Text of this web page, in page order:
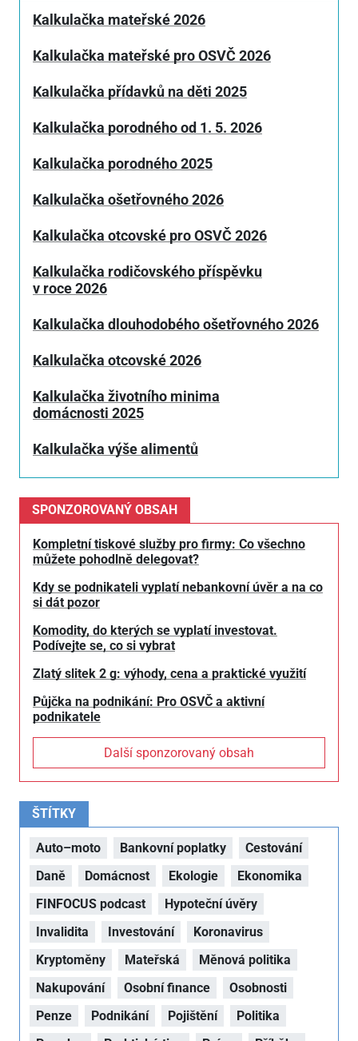
Kalkulačka mateřské 2026
Kalkulačka mateřské pro OSVČ 2026
Kalkulačka přídavků na děti 2025
Kalkulačka porodného od 1. 5. 2026
Kalkulačka porodného 2025
Kalkulačka ošetřovného 2026
Kalkulačka otcovské pro OSVČ 2026
Kalkulačka rodičovského příspěvku
v roce 2026
Kalkulačka dlouhodobého ošetřovného 2026
Kalkulačka otcovské 2026
Kalkulačka životního minima
domácnosti 2025
Kalkulačka výše alimentů
SPONZOROVANÝ OBSAH
Kompletní tiskové služby pro firmy: Co všechno
můžete pohodlně delegovat?
Kdy se podnikateli vyplatí nebankovní úvěr a na co
si dát pozor
Komodity, do kterých se vyplatí investovat.
Podívejte se, co si vybrat
Zlatý slitek 2 g: výhody, cena a praktické využití
Půjčka na podnikání: Pro OSVČ a aktivní
podnikatele
Další sponzorovaný obsah
ŠTÍTKY
Auto–moto Bankovní poplatky
Cestování
Daně
Domácnost Ekologie
Ekonomika
FINFOCUS podcast
Hypoteční úvěry
Invalidita
Investování
Koronavirus
Kryptoměny
Mateřská
Měnová politika
Nakupování
Osobní finance
Osobnosti
Penze
Podnikání Pojištění
Politika